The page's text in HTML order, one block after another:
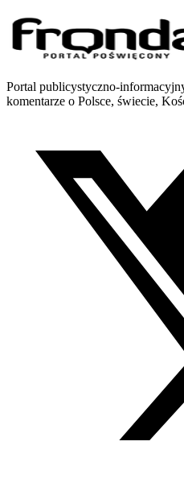
Portal publicystyczno-
komentarze o Polsce, świecie,